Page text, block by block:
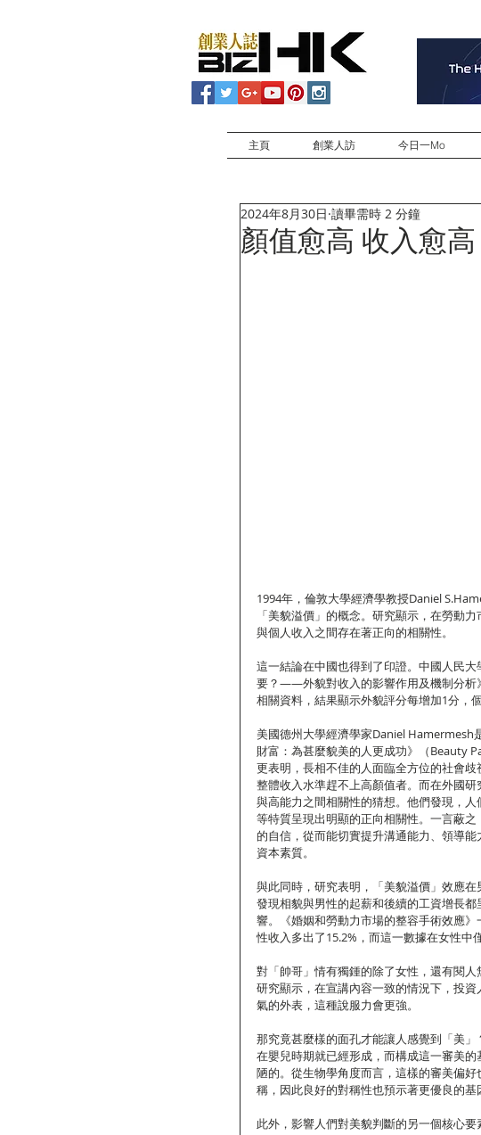
主頁 創業人訪 今日一Mo
顏值愈高 收入愈高
2024年8月30日 讀畢需時 2 分鐘
1994年，倫敦大學經濟學教授Daniel
「美貌溢價」的概念。研究顯示，在勞動
與個人收入之間存在著正向的相關性。
這一結論在中國也得到了印證。中國人民
要？——外貌對收入的影響作用及機制分析
相關資料，結果顯示外貌評分每增加1分，
美國德州大學經濟學家Daniel Hamermesh
財富：為甚麼貌美的人更成功》（Beauty
更表明，長相不佳的人面臨全方位的社會
整體收入水準趕不上高顏值者。而在外國
與高能力之間相關性的猜想。他們發現，
等特質呈現出明顯的正向相關性。一言蔽
的自信，從而能切實提升溝通能力、領導
資本素質。
與此同時，研究表明，「美貌溢價」效應
發現相貌與男性的起薪和後續的工資增長
響。《婚姻和勞動力市場的整容手術效應
性收入多出了15.2%，而這一數據在女性中僅
對「帥哥」情有獨鍾的除了女性，還有閱
研究顯示，在宣講內容一致的情況下，投
氣的外表，這種說服力會更強。
那究竟甚麼樣的面孔才能讓人感覺到「美
在嬰兒時期就已經形成，而構成這一審美
陋的。從生物學角度而言，這樣的審美偏
稱，因此良好的對稱性也預示著更優良的基
此外，影響人們對美貌判斷的另一個核心